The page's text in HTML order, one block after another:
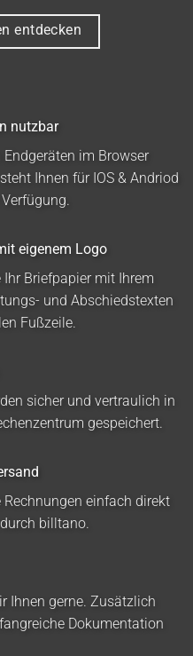
entdecken
nutzbar
im Browser
Ihnen für IOS & Andriod
eigenem Logo
Ihr Briefpapier mit Ihrem
und Abschiedstexten
Fußzeile.
sicher und vertraulich in
gespeichert.
Rechnungen einfach direkt
billtano.
Ihnen gerne. Zusätzlich
Dokumentation